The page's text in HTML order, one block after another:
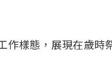
作樣態，展現在歲時